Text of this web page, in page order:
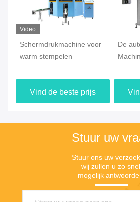
Video
Schermdrukmachine voor
warm stempelen
Vind de beste prijs
De
Stuur uw
Stuur ons uw
wij zullen u zo snel
mogelijk